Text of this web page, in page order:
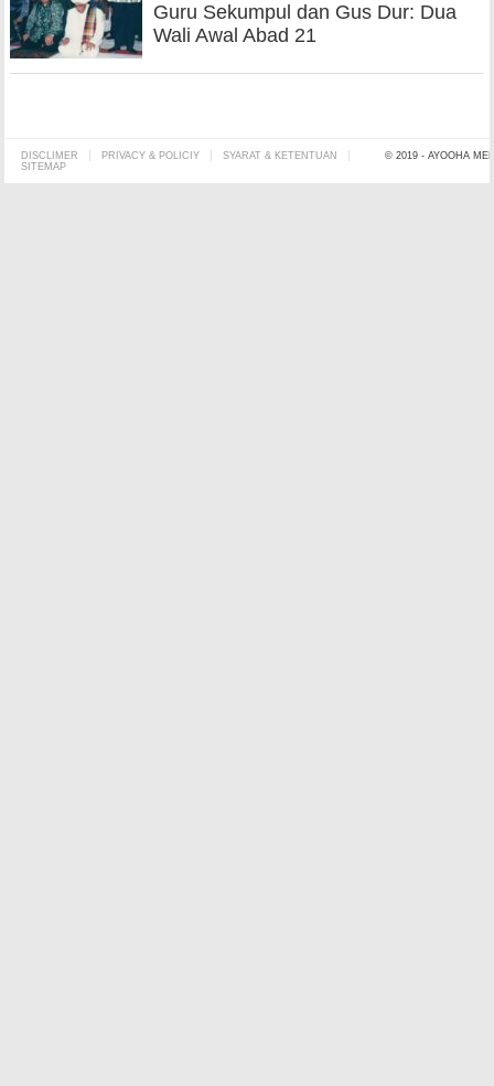
Guru Sekumpul dan Gus Dur: Dua
Wali Awal Abad 21
© 2019 - AYOOHA
DISCLIMER PRIVACY & POLICIY
SYARAT & KETENTUAN
SITEMAP